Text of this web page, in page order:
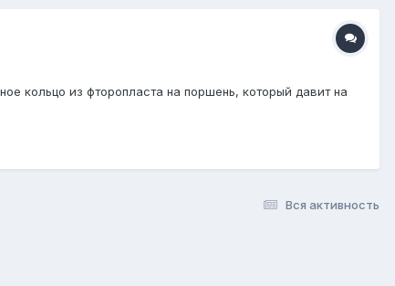
кольцо из фторопласта на поршень, который давит на
Вся активность